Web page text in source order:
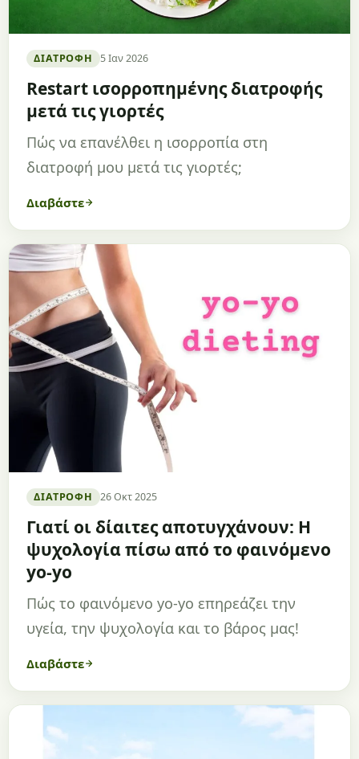
ΔΙΑΤΡΟΦΉ 5 Ιαν 2026
Restart ισορροπημένης διατροφής
μετά τις γιορτές
Πώς να επανέλθει η ισορροπία στη
διατροφή μου μετά τις γιορτές;
Διαβάστε
ΔΙΑΤΡΟΦΉ 26 Οκτ 2025
Γιατί οι δίαιτες αποτυγχάνουν: Η
ψυχολογία πίσω από το φαινόμενο
yo-yo
Πώς το φαινόμενο yo-yo επηρεάζει την
υγεία, την ψυχολογία και το βάρος μας!
Διαβάστε